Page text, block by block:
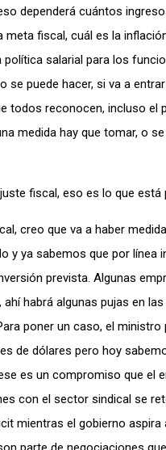
dependerá cuántos
meta fiscal, cuál es la
salarial para los
se puede hacer, si va a
todos reconocen, incluso el
medida hay que tomar, o
fiscal, eso es lo que está
creo que va a haber
y ya sabemos que por
prevista. Algunas
habrá algunas pujas en
poner un caso, el
de dólares pero hoy
es un compromiso que el
con el sector sindical se
mientras el gobierno